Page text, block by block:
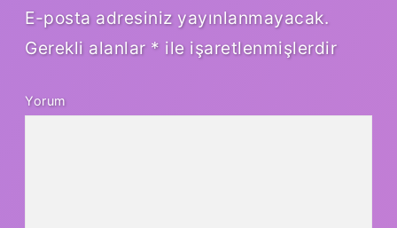
E-posta adresiniz yayınlanmayacak.
Gerekli alanlar * ile işaretlenmişlerdir
Yorum